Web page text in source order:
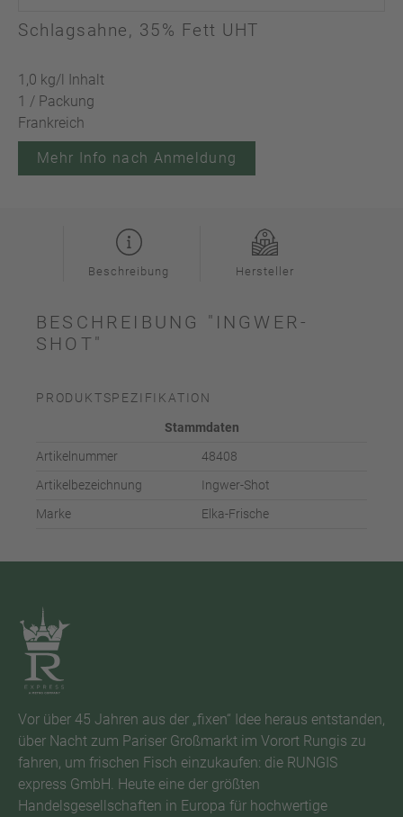
Schlagsahne, 35% Fett UHT
1,0 kg/l Inhalt
1 / Packung
Frankreich
Mehr Info nach Anmeldung
Beschreibung Hersteller
BESCHREIBUNG "INGWER-
SHOT"
PRODUKTSPEZIFIKATION
Stammdaten
Artikelnummer
48408
Artikelbezeichnung
Ingwer-Shot
Marke
Elka-Frische
Vor über 45 Jahren aus der „fixen“ Idee heraus entstanden,
über Nacht zum Pariser Großmarkt im Vorort Rungis zu
fahren, um frischen Fisch einzukaufen: die RUNGIS
express GmbH. Heute eine der größten
Handelsgesellschaften in Europa für hochwertige